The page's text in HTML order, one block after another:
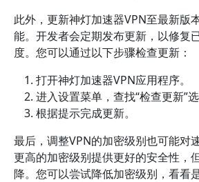
此外，更新神灯加速器VPN至最新版
能。开发者会定期发布更新，以修复
度。您可以通过以下步骤检查更新：
打开神灯加速器VPN应用程序。
进入设置菜单，查找“检查更新”选
根据提示完成更新。
最后，调整VPN的加密级别也可能对
更高的加密级别提供更好的安全性，
降。您可以尝试降低加密级别，看看